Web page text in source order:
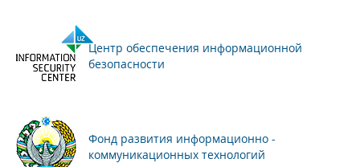
Центр обеспечения информационной
безопасности
Фонд развития информационно -
коммуникационных технологий